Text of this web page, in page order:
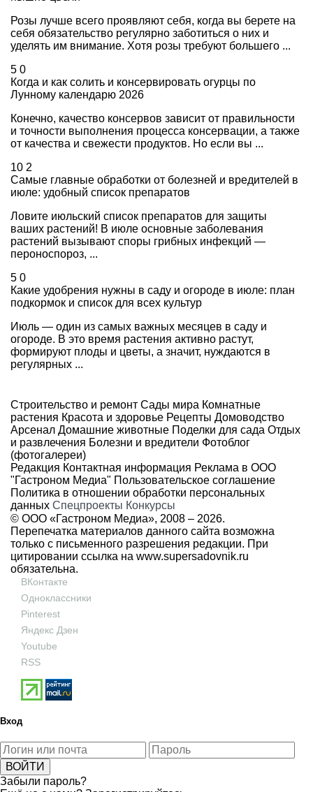
Розы лучше всего проявляют себя, когда вы берете на
себя обязательство регулярно заботиться о них и
уделять им внимание. Хотя розы требуют большего ...
5 0
Когда и как солить и консервировать огурцы по
Лунному календарю 2026
Конечно, качество консервов зависит от правильности
и точности выполнения процесса консервации, а также
от качества и свежести продуктов. Но если вы ...
10 2
Самые главные обработки от болезней и вредителей в
июле: удобный список препаратов
Ловите июльский список препаратов для защиты
ваших растений! В июле основные заболевания
растений вызывают споры грибных инфекций —
пероноспороз, ...
5 0
Какие удобрения нужны в саду и огороде в июле: план
подкормок и список для всех культур
Июль — один из самых важных месяцев в саду и
огороде. В это время растения активно растут,
формируют плоды и цветы, а значит, нуждаются в
регулярных ...
Строительство и ремонт Сады мира Комнатные
растения Красота и здоровье Рецепты Домоводство
Арсенал Домашние животные Поделки для сада Отдых
и развлечения Болезни и вредители Фотоблог
(фотогалереи)
Редакция Контактная информация Реклама в ООО
"Гастроном Медиа" Пользовательское соглашение
Политика в отношении обработки персональных
данных Спецпроекты Конкурсы
© ООО «Гастроном Медиа», 2008 – 2026.
Перепечатка материалов данного сайта возможна
только с письменного разрешения редакции. При
цитировании ссылка на www.supersadovnik.ru
обязательна.
ВКонтакте
Одноклассники
Pinterest
Яндекс Дзен
Youtube
RSS
Вход
Забыли пароль?